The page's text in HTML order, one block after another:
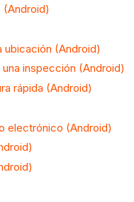
ubicación (Android)
inspección (Android)
rápida (Android)
electrónico (Android)